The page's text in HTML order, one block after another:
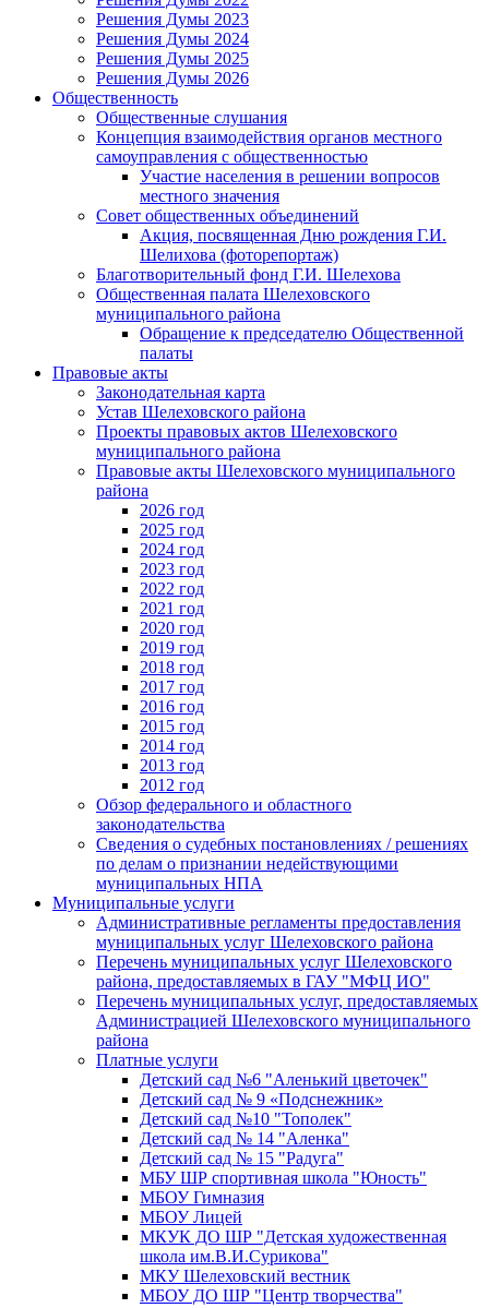
Решения Думы 2023
Решения Думы 2024
Решения Думы 2025
Решения Думы 2026
Общественность
Общественные слушания
Концепция взаимодействия органов местного
самоуправления с общественностью
Участие населения в решении вопросов
местного значения
Совет общественных объединений
Акция, посвященная Дню рождения Г.И.
Шелихова (фоторепортаж)
Благотворительный фонд Г.И. Шелехова
Общественная палата Шелеховского
муниципального района
Обращение к председателю Общественной
палаты
Правовые акты
Законодательная карта
Устав Шелеховского района
Проекты правовых актов Шелеховского
муниципального района
Правовые акты Шелеховского муниципального
района
2026 год
2025 год
2024 год
2023 год
2022 год
2021 год
2020 год
2019 год
2018 год
2017 год
2016 год
2015 год
2014 год
2013 год
2012 год
Обзор федерального и областного
законодательства
Сведения о судебных постановлениях / решениях
по делам о признании недействующими
муниципальных НПА
Муниципальные услуги
Административные регламенты предоставления
муниципальных услуг Шелеховского района
Перечень муниципальных услуг Шелеховского
района, предоставляемых в ГАУ "МФЦ ИО"
Перечень муниципальных услуг, предоставляемых
Администрацией Шелеховского муниципального
района
Платные услуги
Детский сад №6 "Аленький цветочек"
Детский сад № 9 «Подснежник»
Детский сад №10 "Тополек"
Детский сад № 14 "Аленка"
Детский сад № 15 "Радуга"
МБУ ШР спортивная школа "Юность"
МБОУ Гимназия
МБОУ Лицей
МКУК ДО ШР "Детская художественная
школа им.В.И.Сурикова"
МКУ Шелеховский вестник
МБОУ ДО ШР "Центр творчества"